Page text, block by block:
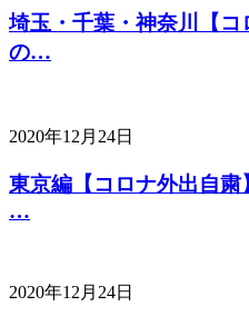
埼玉・千葉・神奈川【
の…
2020年12月24日
東京編【コロナ外出自粛
…
2020年12月24日